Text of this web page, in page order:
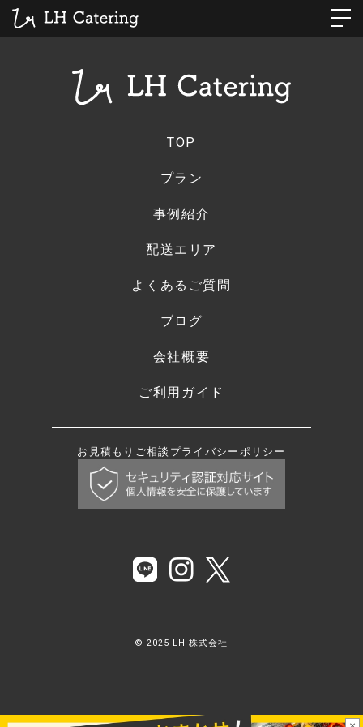
TOP
プラン
事例紹介
配送エリア
よくあるご質問
ブログ
会社概要
ご利用ガイド
お見積もり ご相談 プライバシーポリシー
© 2025 LH 株式会社